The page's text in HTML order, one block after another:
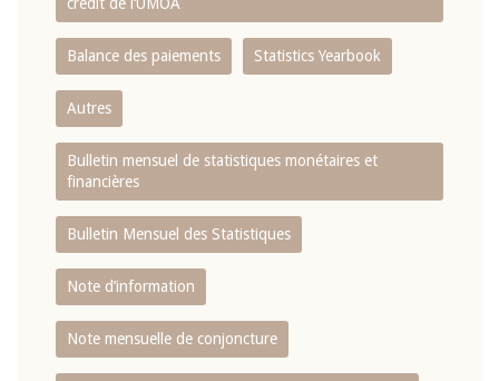
Balance des paiements Statistics Yearbook
Autres
Bulletin mensuel de statistiques monétaires et
financières
Bulletin Mensuel des Statistiques
Note d’information
Note mensuelle de conjoncture